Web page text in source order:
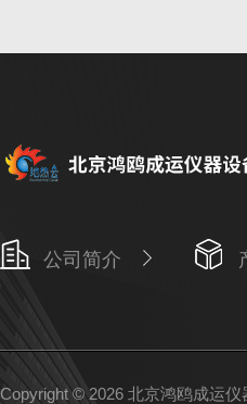
公司简介
Copyright © 2026 北京鸿鸥成运